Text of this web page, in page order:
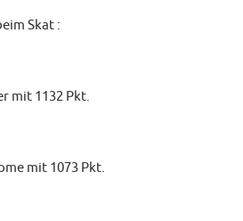
Skat :
mit 1132 Pkt.
mit 1073 Pkt.